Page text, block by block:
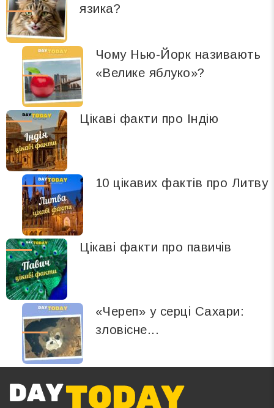
язика?
Чому Нью-Йорк називають
«Велике яблуко»?
Цікаві факти про Індію
10 цікавих фактів про Литву
Цікаві факти про павичів
«Череп» у серці Сахари:
зловісне...